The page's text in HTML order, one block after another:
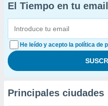
El Tiempo en tu email
He leído y acepto la política de
Principales ciudades